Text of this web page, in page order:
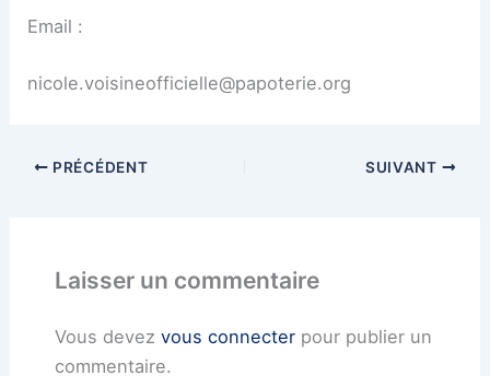
Email :
nicole.voisineofficielle@papoterie.org
PRÉCÉDENT SUIVANT
Laisser un commentaire
Vous devez vous connecterpour publier un
commentaire.